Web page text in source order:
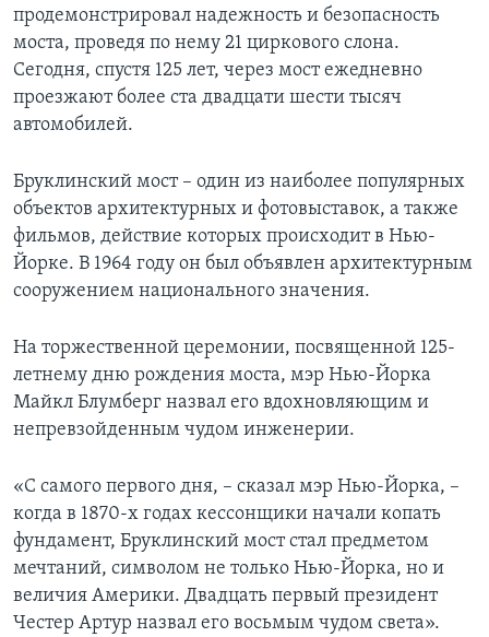
продемонстрировал надежность и безопасность
моста, проведя по нему 21 циркового слона.
Сегодня, спустя 125 лет, через мост ежедневно
проезжают более ста двадцати шести тысяч
автомобилей.
Бруклинский мост – один из наиболее популярных
объектов архитектурных и фотовыставок, а также
фильмов, действие которых происходит в Нью-
Йорке. В 1964 году он был объявлен архитектурным
сооружением национального значения.
На торжественной церемонии, посвященной 125-
летнему дню рождения моста, мэр Нью-Йорка
Майкл Блумберг назвал его вдохновляющим и
непревзойденным чудом инженерии.
«С самого первого дня, – сказал мэр Нью-Йорка, –
когда в 1870-х годах кессонщики начали копать
фундамент, Бруклинский мост стал предметом
мечтаний, символом не только Нью-Йорка, но и
величия Америки. Двадцать первый президент
Честер Артур назвал его восьмым чудом света».